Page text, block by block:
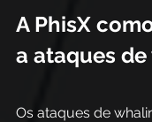
A PhisX
a ataques
Os ataques de